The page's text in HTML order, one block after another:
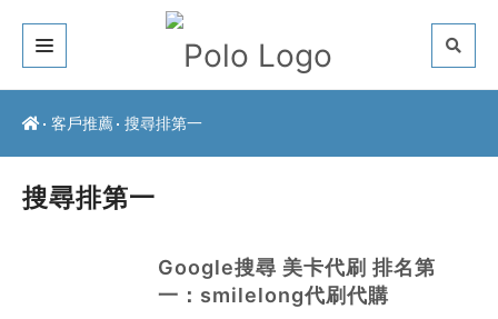
關於我們
服務介紹
客戶推薦 搜尋排第一
搜尋排第一
Google搜尋 美卡代刷 排名第
一：smilelong代刷代購